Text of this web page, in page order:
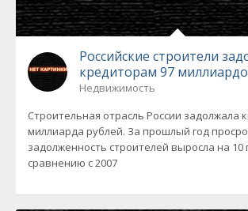
Российские строители
кредиторам 97
Недвижимость
Строительная отрасль России задолжала
миллиарда рублей. За прошлый год
задолженность строителей выросла на
сравнению с 2007